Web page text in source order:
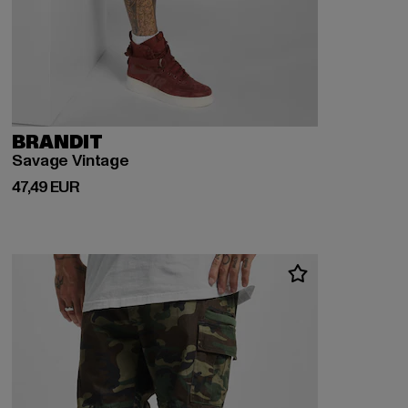
BRANDIT
Savage Vintage
47,49 EUR
Derzeitiger Preis: 47,49 EUR